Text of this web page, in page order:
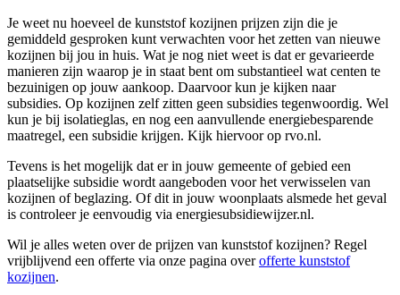
Je weet nu hoeveel de kunststof kozijnen prijzen zijn die je
gemiddeld gesproken kunt verwachten voor het zetten van nieuwe
kozijnen bij jou in huis. Wat je nog niet weet is dat er gevarieerde
manieren zijn waarop je in staat bent om substantieel wat centen te
bezuinigen op jouw aankoop. Daarvoor kun je kijken naar
subsidies. Op kozijnen zelf zitten geen subsidies tegenwoordig. Wel
kun je bij isolatieglas, en nog een aanvullende energiebesparende
maatregel, een subsidie krijgen. Kijk hiervoor op rvo.nl.
Tevens is het mogelijk dat er in jouw gemeente of gebied een
plaatselijke subsidie wordt aangeboden voor het verwisselen van
kozijnen of beglazing. Of dit in jouw woonplaats alsmede het geval
is controleer je eenvoudig via energiesubsidiewijzer.nl.
Wil je alles weten over de prijzen van kunststof kozijnen? Regel
vrijblijvend een offerte via onze pagina overofferte kunststof
kozijnen.